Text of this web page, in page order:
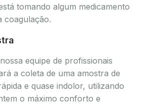
tomando algum medicamento
coagulação.
equipe de profissionais
a coleta de uma amostra de
e quase indolor, utilizando
o máximo conforto e